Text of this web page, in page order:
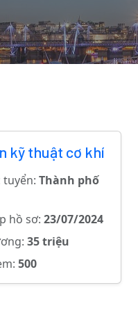
kỹ thuật cơ khí
tuyển: Thành phố
hồ sơ: 23/07/2024
35 triệu
500